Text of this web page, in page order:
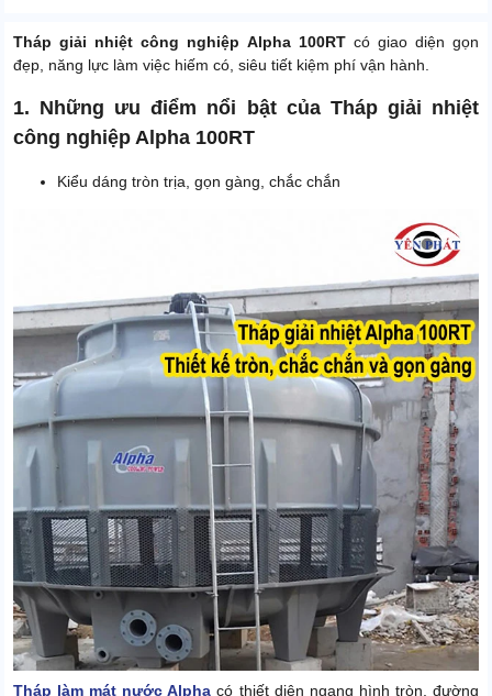
Tháp giải nhiệt công nghiệp Alpha 100RT có giao diện gọn
đẹp, năng lực làm việc hiếm có, siêu tiết kiệm phí vận hành.
1. Những ưu điểm nổi bật của Tháp giải nhiệt
công nghiệp Alpha 100RT
Kiểu dáng tròn trịa, gọn gàng, chắc chắn
Tháp làm mát nước Alpha có thiết diện ngang hình tròn, đường